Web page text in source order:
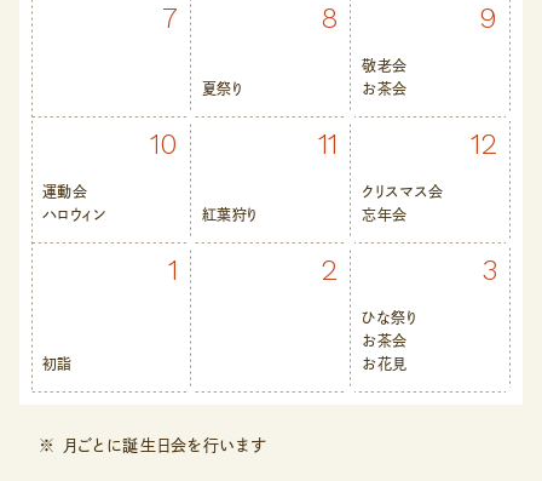
7 8
夏祭り
9
敬老会
お茶会
10
運動会
ハロウィン
11
紅葉狩り
12
クリスマス会
忘年会
1
初詣
2 3
ひな祭り
お茶会
お花見
月ごとに誕生日会を行います